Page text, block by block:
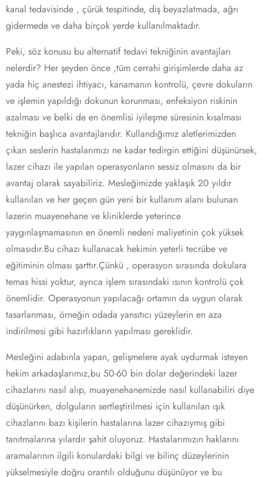
kanal tedavisinde , çürük tespitinde, diş beyazlatmada, ağrı
gidermede ve daha birçok yerde kullanılmaktadır.
Peki, söz konusu bu alternatif tedavi tekniğinin avantajları
nelerdir? Her şeyden önce ,tüm cerrahi girişimlerde daha az
yada hiç anestezi ihtiyacı, kanamanın kontrolü, çevre dokuların
ve işlemin yapıldığı dokunun korunması, enfeksiyon riskinin
azalması ve belki de en önemlisi iyileşme süresinin kısalması
tekniğin başlıca avantajlarıdır. Kullandığımız aletlerimizden
çıkan seslerin hastalarımızı ne kadar tedirgin ettiğini düşünürsek,
lazer cihazı ile yapılan operasyonların sessiz olmasını da bir
avantaj olarak sayabiliriz. Mesleğimizde yaklaşık 20 yıldır
kullanılan ve her geçen gün yeni bir kullanım alanı bulunan
lazerin muayenehane ve kliniklerde yeterince
yaygınlaşmamasının en önemli nedeni maliyetinin çok yüksek
olmasıdır.Bu cihazı kullanacak hekimin yeterli tecrübe ve
eğitiminin olması şarttır.Çünkü , operasyon sırasında dokulara
temas hissi yoktur, ayrıca işlem sırasındaki ısının kontrolü çok
önemlidir. Operasyonun yapılacağı ortamın da uygun olarak
tasarlanması, örneğin odada yansıtıcı yüzeylerin en aza
indirilmesi gibi hazırlıkların yapılması gereklidir.
Mesleğini adabınla yapan, gelişmelere ayak uydurmak isteyen
hekim arkadaşlarımız,bu 50-60 bin dolar değerindeki lazer
cihazlarını nasıl alıp, muayenehanemizde nasıl kullanabiliri diye
düşünürken, dolguların sertleştirilmesi için kullanılan ışık
cihazlarını bazı kişilerin hastalarına lazer cihazıymış gibi
tanıtmalarına yılardır şahit oluyoruz. Hastalarımızın haklarını
aramalarının ilgili konulardaki bilgi ve bilinç düzeylerinin
yükselmesiyle doğru orantılı olduğunu düşünüyor ve bu